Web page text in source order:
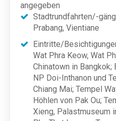
angegeben
Stadtrundfahrten/-
Prabang, Vientiane
Eintritte/
Wat Phra Keow, Wat
Chinatown in
NP Doi-Inthanon und
Chiang Mai; Tempel
Höhlen von Pak Ou;
Xieng, Palastmuseum